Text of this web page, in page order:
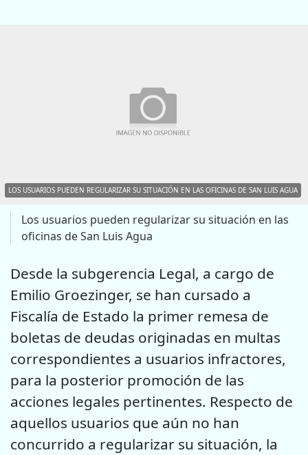
LOS USUARIOS PUEDEN REGULARIZAR SU SITUACIÓN EN LAS OFICINAS DE SAN LUIS AGUA
Los usuarios pueden regularizar su situación en las
oficinas de San Luis Agua
Desde la subgerencia Legal, a cargo de
Emilio Groezinger, se han cursado a
Fiscalía de Estado la primer remesa de
boletas de deudas originadas en multas
correspondientes a usuarios infractores,
para la posterior promoción de las
acciones legales pertinentes. Respecto de
aquellos usuarios que aún no han
concurrido a regularizar su situación, la